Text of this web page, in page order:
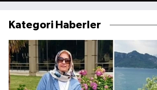
Kategori Haberler